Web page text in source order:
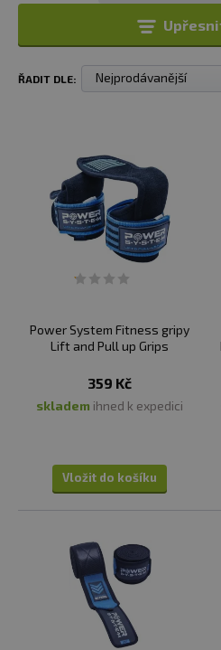
ŘADIT DLE: Nejprodávanější
Power System Fitness gripy
Lift and Pull up Grips
359 Kč
skladem ihned k expedici
Vložit do košíku